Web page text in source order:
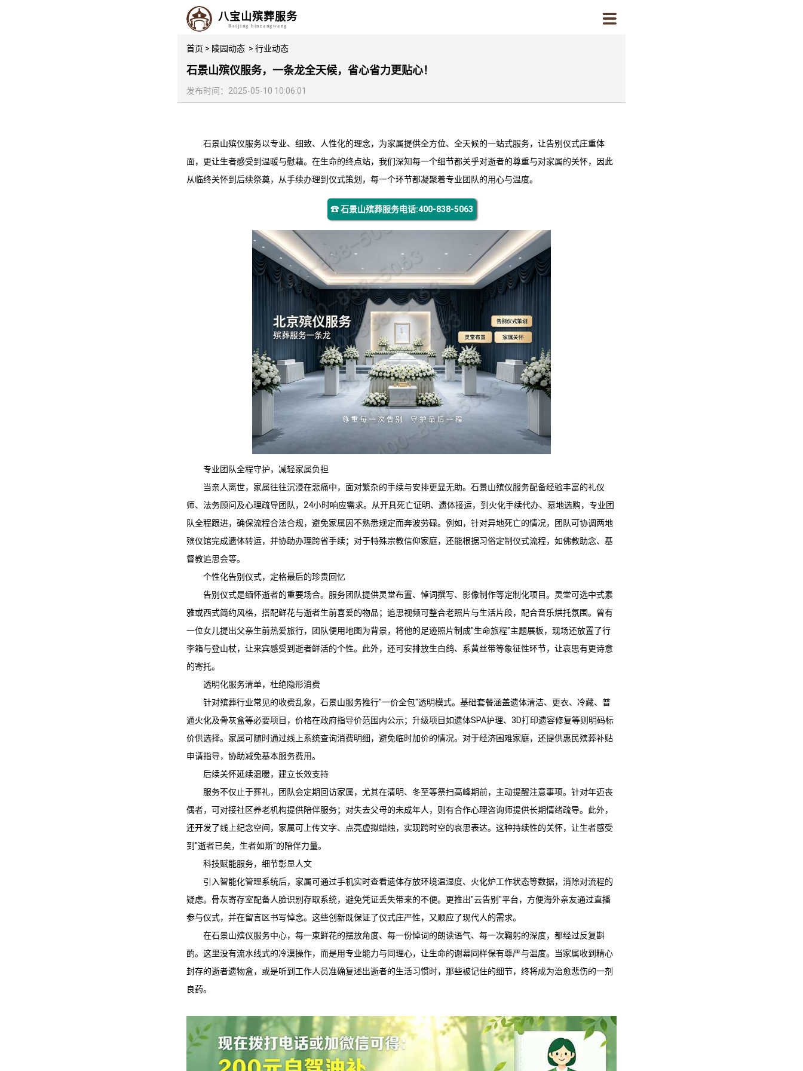
八宝山殡葬服务
Beijing binzangwang
首页 > 陵园动态 > 行业动态
石景山殡仪服务，一条龙全天候，省心省力更贴心！
发布时间：2025-05-10 10:06:01
石景山殡仪服务以专业、细致、人性化的理念，为家属提供全方位、全天候的一站式服务，让告别仪式庄重体
面，更让生者感受到温暖与慰藉。在生命的终点站，我们深知每一个细节都关乎对逝者的尊重与对家属的关怀，因此
从临终关怀到后续祭奠，从手续办理到仪式策划，每一个环节都凝聚着专业团队的用心与温度。
☎ 石景山殡葬服务电话:400-838-5063
专业团队全程守护，减轻家属负担
当亲人离世，家属往往沉浸在悲痛中，面对繁杂的手续与安排更显无助。 石景山殡仪服务配备经验丰富的礼仪
师、法务顾问及心理疏导团队，24小时响应需求。从开具死亡证明、遗体接运，到火化手续代办、墓地选购，专业团
队全程跟进，确保流程合法合规，避免家属因不熟悉规定而奔波劳碌。例如，针对异地死亡的情况，团队可协调两地
殡仪馆完成遗体转运，并协助办理跨省手续；对于特殊宗教信仰家庭，还能根据习俗定制仪式流程，如佛教助念、基
督教追思会等。
个性化告别仪式，定格最后的珍贵回忆
告别仪式是缅怀逝者的重要场合。服务团队提供灵堂布置、悼词撰写、影像制作等定制化项目。灵堂可选中式素
雅或西式简约风格，搭配鲜花与逝者生前喜爱的物品；追思视频可整合老照片与生活片段，配合音乐烘托氛围。曾有
一位女儿提出父亲生前热爱旅行，团队便用地图为背景，将他的足迹照片制成"生命旅程"主题展板，现场还放置了行
李箱与登山杖，让来宾感受到逝者鲜活的个性。此外，还可安排放生白鸽、系黄丝带等象征性环节，让哀思有更诗意
的寄托。
透明化服务清单，杜绝隐形消费
针对殡葬行业常见的收费乱象，石景山服务推行"一价全包"透明模式。基础套餐涵盖遗体清洁、更衣、冷藏、普
通火化及骨灰盒等必要项目，价格在政府指导价范围内公示；升级项目如遗体SPA护理、3D打印遗容修复等则明码标
价供选择。家属可随时通过线上系统查询消费明细，避免临时加价的情况。对于经济困难家庭，还提供惠民殡葬补贴
申请指导，协助减免基本服务费用。
后续关怀延续温暖，建立长效支持
服务不仅止于葬礼，团队会定期回访家属，尤其在清明、冬至等祭扫高峰期前，主动提醒注意事项。针对年迈丧
偶者，可对接社区养老机构提供陪伴服务；对失去父母的未成年人，则有合作心理咨询师提供长期情绪疏导。此外，
还开发了线上纪念空间，家属可上传文字、点亮虚拟蜡烛，实现跨时空的哀思表达。这种持续性的关怀，让生者感受
到"逝者已矣，生者如斯"的陪伴力量。
科技赋能服务，细节彰显人文
引入智能化管理系统后，家属可通过手机实时查看遗体存放环境温湿度、火化炉工作状态等数据，消除对流程的
疑虑。骨灰寄存室配备人脸识别存取系统，避免凭证丢失带来的不便。更推出"云告别"平台，方便海外亲友通过直播
参与仪式，并在留言区书写悼念。这些创新既保证了仪式庄严性，又顺应了现代人的需求。
在石景山殡仪服务中心，每一束鲜花的摆放角度、每一份悼词的朗读语气、每一次鞠躬的深度，都经过反复斟
酌。这里没有流水线式的冷漠操作，而是用专业能力与同理心，让生命的谢幕同样保有尊严与温度。当家属收到精心
封存的逝者遗物盒，或是听到工作人员准确复述出逝者的生活习惯时，那些被记住的细节，终将成为治愈悲伤的一剂
良药。